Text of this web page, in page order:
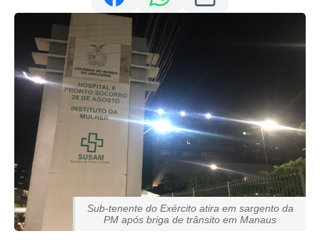
Sub-tenente do Exército atira em sargento da
PM após briga de trânsito em Manaus